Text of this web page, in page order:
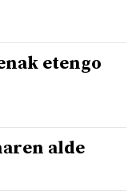
etengo
alde